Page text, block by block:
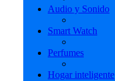
Audio y Sonido
Smart Watch
Perfumes
Hogar inteligente